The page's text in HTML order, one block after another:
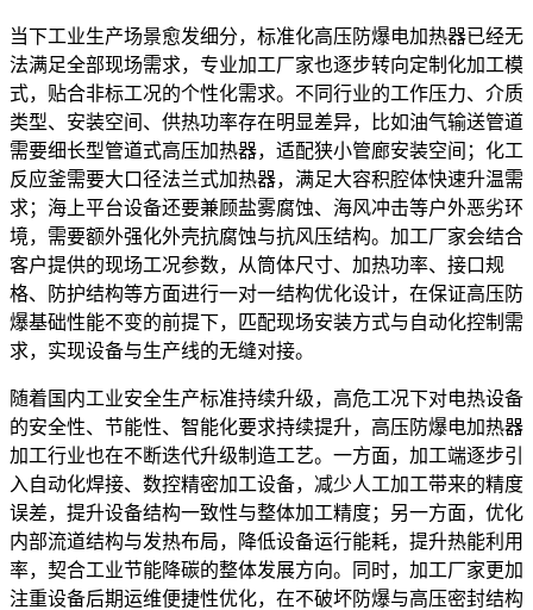
当下工业生产场景愈发细分，标准化高压防爆电加热器已经无
法满足全部现场需求，专业加工厂家也逐步转向定制化加工模
式，贴合非标工况的个性化需求。不同行业的工作压力、介质
类型、安装空间、供热功率存在明显差异，比如油气输送管道
需要细长型管道式高压加热器，适配狭小管廊安装空间；化工
反应釜需要大口径法兰式加热器，满足大容积腔体快速升温需
求；海上平台设备还要兼顾盐雾腐蚀、海风冲击等户外恶劣环
境，需要额外强化外壳抗腐蚀与抗风压结构。加工厂家会结合
客户提供的现场工况参数，从筒体尺寸、加热功率、接口规
格、防护结构等方面进行一对一结构优化设计，在保证高压防
爆基础性能不变的前提下，匹配现场安装方式与自动化控制需
求，实现设备与生产线的无缝对接。
随着国内工业安全生产标准持续升级，高危工况下对电热设备
的安全性、节能性、智能化要求持续提升，高压防爆电加热器
加工行业也在不断迭代升级制造工艺。一方面，加工端逐步引
入自动化焊接、数控精密加工设备，减少人工加工带来的精度
误差，提升设备结构一致性与整体加工精度；另一方面，优化
内部流道结构与发热布局，降低设备运行能耗，提升热能利用
率，契合工业节能降碳的整体发展方向。同时，加工厂家更加
注重设备后期运维便捷性优化，在不破坏防爆与高压密封结构